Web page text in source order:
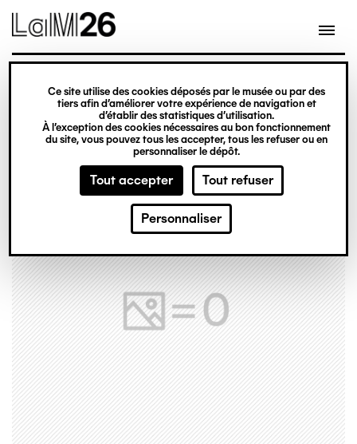
Gestion des cookies
Ce site utilise des cookies déposés par le musée ou par des
tiers afin d’améliorer votre expérience de navigation et
d’établir des statistiques d’utilisation.
À l’exception des cookies nécessaires au bon fonctionnement
du site, vous pouvez tous les accepter, tous les refuser ou en
personnaliser le dépôt.
Tout accepter Tout refuser
Personnaliser
contenu